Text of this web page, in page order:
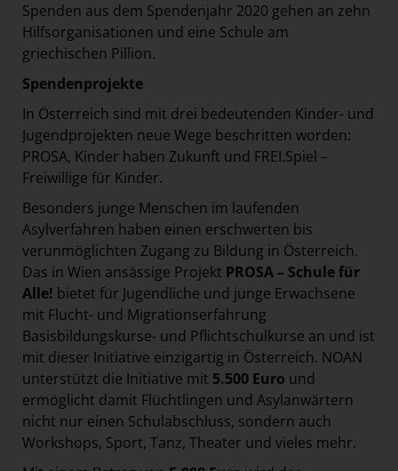
Spenden aus dem Spendenjahr 2020 gehen an zehn
Hilfsorganisationen und eine Schule am
griechischen Pillion.
Spendenprojekte
In Österreich sind mit drei bedeutenden Kinder- und
Jugendprojekten neue Wege beschritten worden:
PROSA, Kinder haben Zukunft und FREI.Spiel –
Freiwillige für Kinder.
Besonders junge Menschen im laufenden
Asylverfahren haben einen erschwerten bis
verunmöglichten Zugang zu Bildung in Österreich.
Das in Wien ansässige Projekt PROSA – Schule für
Alle! bietet für Jugendliche und junge Erwachsene
mit Flucht- und Migrationserfahrung
Basisbildungskurse- und Pflichtschulkurse an und ist
mit dieser Initiative einzigartig in Österreich. NOAN
unterstützt die Initiative mit 5.500 Euro und
ermöglicht damit Flüchtlingen und Asylanwärtern
nicht nur einen Schulabschluss, sondern auch
Workshops, Sport, Tanz, Theater und vieles mehr.